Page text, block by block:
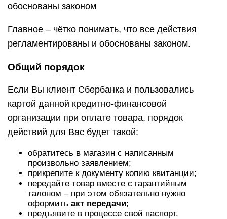
обоснованы законом
Главное – чётко понимать, что все действия
регламентированы и обоснованы законом.
Общий порядок
Если Вы клиент Сбербанка и пользовались
картой данной кредитно-финансовой
организации при оплате товара, порядок
действий для Вас будет такой:
обратитесь в магазин с написанным
произвольно заявлением;
прикрепите к документу копию квитанции;
передайте товар вместе с гарантийным
талоном – при этом обязательно нужно
оформить акт передачи;
предъявите в процессе свой паспорт.